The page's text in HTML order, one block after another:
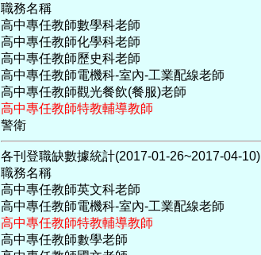
職務名稱
高中專任教師數學科老師
高中專任教師化學科老師
高中專任教師歷史科老師
高中專任教師電機科-室內-工業配線老師
高中專任教師觀光餐飲(餐服)老師
高中專任教師特教輔導教師
警衛
各刊登職缺數據統計(2017-01-26~2017-04-10)
職務名稱
高中專任教師英文科老師
高中專任教師電機科-室內-工業配線老師
高中專任教師特教輔導教師
高中專任教師數學老師